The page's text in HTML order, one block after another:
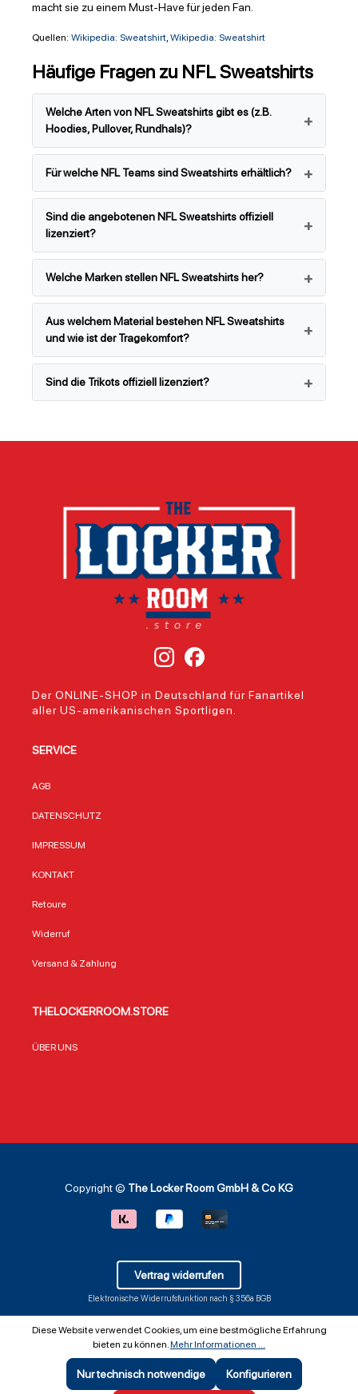
macht sie zu einem Must-Have für jeden Fan.
Quellen: Wikipedia: Sweatshirt, Wikipedia: Sweatshirt
Häufige Fragen zu NFL Sweatshirts
Welche Arten von NFL Sweatshirts gibt es (z.B.
Hoodies, Pullover, Rundhals)?
Für welche NFL Teams sind Sweatshirts erhältlich?
Sind die angebotenen NFL Sweatshirts offiziell
lizenziert?
Welche Marken stellen NFL Sweatshirts her?
Aus welchem Material bestehen NFL Sweatshirts
und wie ist der Tragekomfort?
Sind die Trikots offiziell lizenziert?
Der ONLINE-SHOP in Deutschland für Fanartikel
aller US-amerikanischen Sportligen.
SERVICE
AGB
DATENSCHUTZ
IMPRESSUM
KONTAKT
Retoure
Widerruf
Versand & Zahlung
THELOCKERROOM.STORE
ÜBER UNS
Copyright © The Locker Room GmbH & Co KG
Vertrag widerrufen
Elektronische Widerrufsfunktion nach § 356a BGB
Diese Website verwendet Cookies, um eine bestmögliche Erfahrung
bieten zu können.Mehr Informationen ...
Nur technisch notwendige Konfigurieren
SEHR GUT (5 / 5)